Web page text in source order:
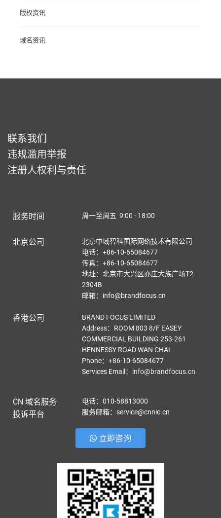
版权资讯
域名资讯
联系我们
违规滥用举报
注册人权利与责任
服务时间 周一至周五 9:00 - 18:00
北京公司
北京中域智科国际网络技术有限公司
电话：+86-10-65084677
传真：+86-10-65084677
地址：北京市大兴区亦庄大族广场T2-
2304B
邮箱：info@brandfocus.cn
香港公司
BRAND FOCUS LIMITED
Address：ROOM 803 8/F EASEY
COMMERCIAL BUILDING 253-261
HENNESSY ROAD WAN CHAI
Phone：+86-10-65084677
Services Email ： info@brandfocus.cn
CN 域名服务
投诉平台
电话：010-58813000
服务邮箱：service@cnnic.cn
立即咨询